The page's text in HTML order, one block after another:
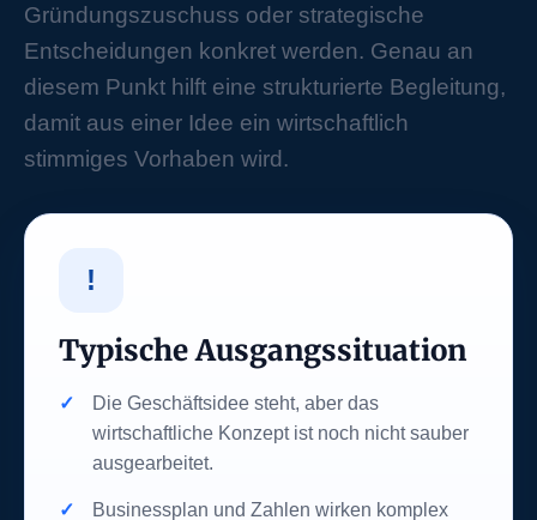
Gründungszuschuss oder strategische
Entscheidungen konkret werden. Genau an
diesem Punkt hilft eine strukturierte Begleitung,
damit aus einer Idee ein wirtschaftlich
stimmiges Vorhaben wird.
!
Typische Ausgangssituation
Die Geschäftsidee steht, aber das
wirtschaftliche Konzept ist noch nicht sauber
ausgearbeitet.
Businessplan und Zahlen wirken komplex